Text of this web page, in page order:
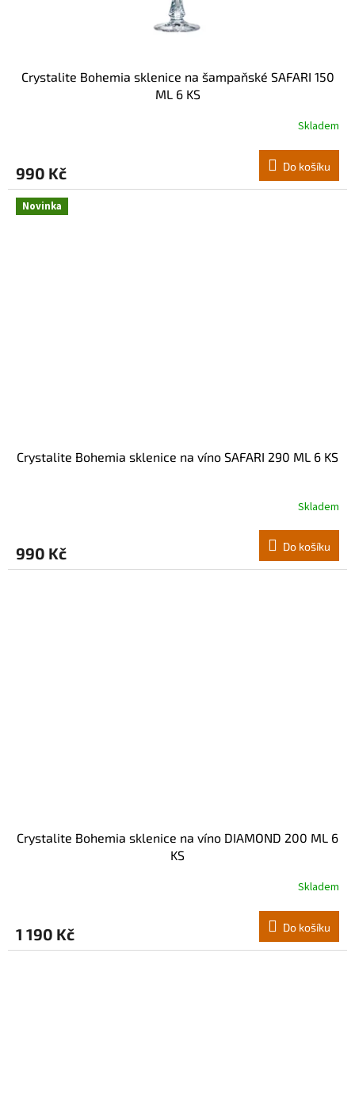
Crystalite Bohemia sklenice na šampaňské SAFARI 150
ML 6 KS
Skladem
990 Kč Do košíku
Novinka
Crystalite Bohemia sklenice na víno SAFARI 290 ML 6 KS
Skladem
990 Kč Do košíku
Crystalite Bohemia sklenice na víno DIAMOND 200 ML 6
KS
Skladem
1 190 Kč Do košíku